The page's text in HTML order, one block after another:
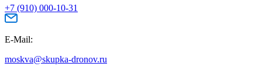
+7 (910) 000-10-31
E-Mail:
moskva@skupka-dronov.ru